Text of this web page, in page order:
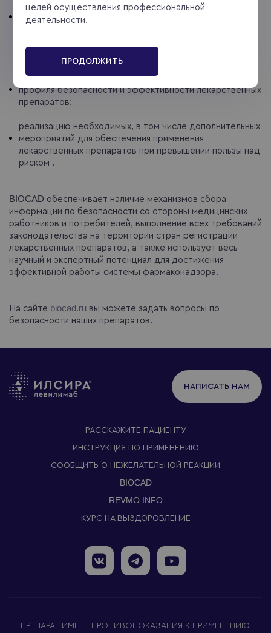
непрерывный мониторинг и контроль безопасности и
эффективности производимых лекарственных
выявление и оценку возможных новых аспектов
профиля безопасности и эффективности лекарственных
препаратов;
реализацию необходимых, в том числе дополнительных
мероприятий для обеспечения применения
лекарственных препаратов при превышении пользы над
риском .
BIOCAD обеспечивает наличие механизмов сбора
информации по безопасности со стороны медицинских
работников и потребителей, выполнение всех требований
законодательства на территории стран регистрации
лекарственных препаратов, а также использует весь
научный и экспертный потенциал для достижения
эффективной работы системы фармаконадзора.
На сайте biocad.ru вы можете задать вопросы по
безопасности наших препаратов.
НАПИСАТЬ НАМ
РАССКАЖИТЕ ПАЦИЕНТУ
BIOCAD
ИНСТРУКЦИЯ ПО ПРИМЕНЕНИЮ
REVMO.INFO
СООБЩИТЬ О НЕЖЕЛАТЕЛЬНОЙ РЕАКЦИИ
КУРС НА ВЫЗДОРОВЛЕНИЕ
ПРЕПАРАТ ИМЕЕТ ПРОТИВОПОКАЗАНИЯ К ПРИМЕНЕНИЮ.
целей осуществления профессиональной
деятельности.
ПРОДОЛЖИТЬ